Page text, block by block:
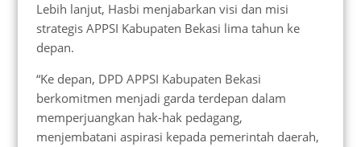
Lebih lanjut, Hasbi menjabarkan visi dan misi
strategis APPSI Kabupaten Bekasi lima tahun ke
depan.
“Ke depan, DPD APPSI Kabupaten Bekasi
berkomitmen menjadi garda terdepan dalam
memperjuangkan hak-hak pedagang,
menjembatani aspirasi kepada pemerintah daerah,